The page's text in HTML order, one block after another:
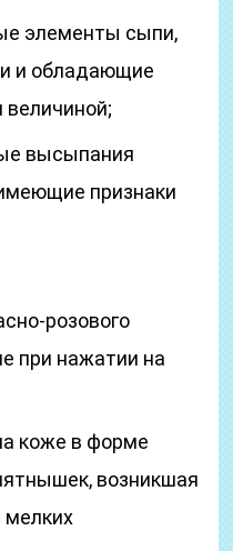
элементы сыпи,
и обладающие
высыпания
признаки
розового
при нажатии на
коже в форме
возникшая
мелких